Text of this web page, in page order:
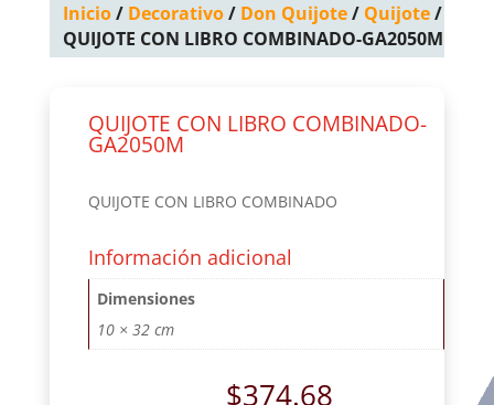
Inicio/ Decorativo/ Don Quijote/ Quijote/
QUIJOTE CON LIBRO COMBINADO-GA2050M
QUIJOTE CON LIBRO COMBINADO-
GA2050M
QUIJOTE CON LIBRO COMBINADO
Información adicional
Dimensiones
10 × 32 cm
$374.68